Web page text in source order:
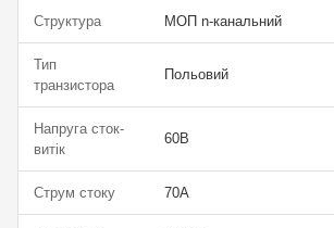
Структура МОП n-канальний
Тип
транзистора
Польовий
Напруга сток-
витік
60В
Струм стоку 70А